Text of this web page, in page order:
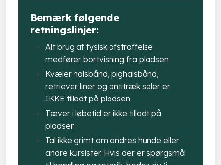
​Bemærk følgende
retningslinjer:
Alt brug af fysisk afstraffelse
medfører bortvisning fra pladsen
Kvæler halsbånd, pighalsbånd,
retriever liner og antitræk seler er
IKKE tilladt på pladsen
Tæver i løbetid er ikke tilladt på
pladsen
Tal ikke grimt om andres hunde eller
andre kursister. Hvis der er spørgsmål